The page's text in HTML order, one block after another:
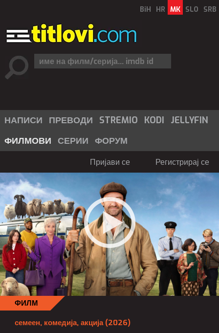
BiH HR MK SLO SRB
НАПИСИ ПРЕВОДИ STREMIO KODI
JELLYFIN
ФИЛМОВИ СЕРИИ ФОРУМ
Пријави се Регистрирај се
ФИЛМ
семеен, комедија, акција(2026)